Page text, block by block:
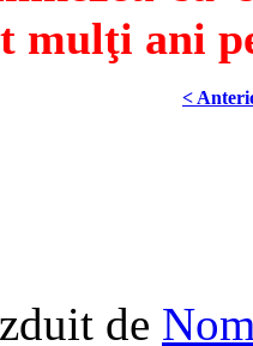
mulţi ani
<
de